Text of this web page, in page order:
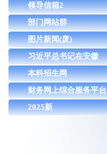
领导信箱2
部门网站群
图片新闻(废)
习近平总书记在安徽
本科招生网
财务网上综合服务平台
2025新